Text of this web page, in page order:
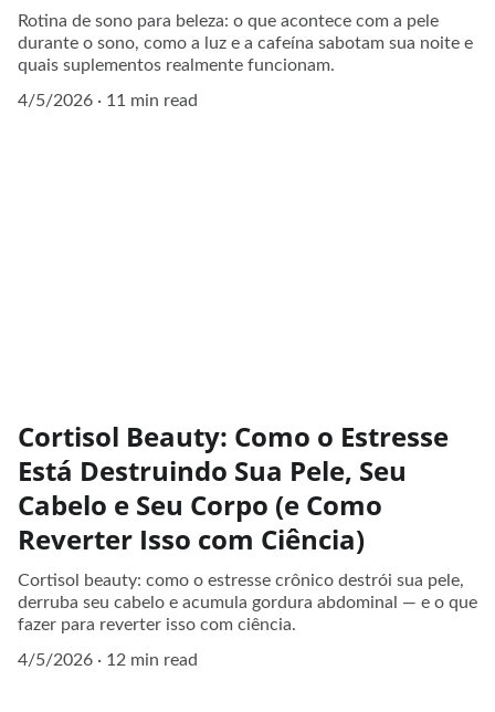
Rotina de sono para beleza: o que acontece com a pele
durante o sono, como a luz e a cafeína sabotam sua noite e
quais suplementos realmente funcionam.
4/5/2026
11 min read
Cortisol Beauty: Como o Estresse
Está Destruindo Sua Pele, Seu
Cabelo e Seu Corpo (e Como
Reverter Isso com Ciência)
Cortisol beauty: como o estresse crônico destrói sua pele,
derruba seu cabelo e acumula gordura abdominal — e o que
fazer para reverter isso com ciência.
4/5/2026
12 min read